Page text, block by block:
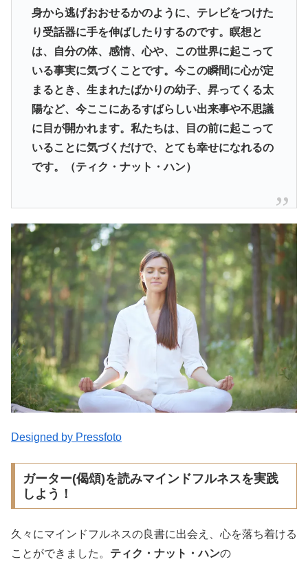
身から逃げおおせるかのように、テレビをつけた
り受話器に手を伸ばしたりするのです。瞑想と
は、自分の体、感情、心や、この世界に起こって
いる事実に気づくことです。今この瞬間に心が定
まるとき、生まれたばかりの幼子、昇ってくる太
陽など、今ここにあるすばらしい出来事や不思議
に目が開かれます。私たちは、目の前に起こって
いることに気づくだけで、とても幸せになれるの
です。（ティク・ナット・ハン）
Designed by Pressfoto
ガーター(偈頌)を読みマインドフルネスを実践
しよう！
久々にマインドフルネスの良書に出会え、心を落ち着ける
ことができました。 ティク・ナット・ハンの